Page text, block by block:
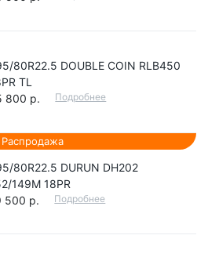
80R22.5 DOUBLE COIN RLB450
TL
800 р.
Подробнее
Распродажа
80R22.5 DURUN DH202
149M 18PR
500 р.
Подробнее